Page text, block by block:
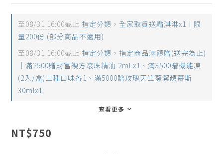
至08/31 16:00截止 指定分類，全家取貨送霜淇淋x1｜限
量200份 (部分商品不適用)
至08/31 16:00截止 指定分類，指定商品滿額贈(送完為止)
｜滿2500贈財富複方滾珠精油 2ml x1、滿3500贈機能凍
(2入/盒)三種口味各1、滿5000贈玫瑰天竺葵潔顏慕斯
30mlx1
查看更多
NT$750